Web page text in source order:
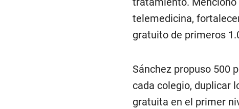
telemedicina,
gratuito de primeros
Sánchez propuso 500
cada colegio, duplicar
gratuita en el primer